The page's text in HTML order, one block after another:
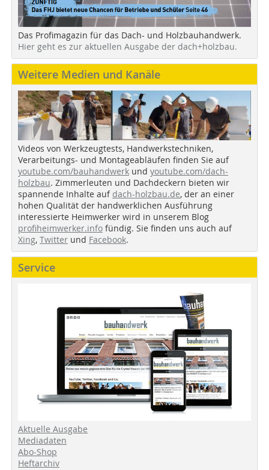
Das Profimagazin für das Dach- und Holzbauhandwerk.
Hier geht es zur aktuellen Ausgabe der dach+holzbau.
Weitere Medien und Kanäle
Videos von Werkzeugtests, Handwerkstechniken,
Verarbeitungs- und Montageabläufen finden Sie auf
youtube.com/bauhandwerk und youtube.com/dach-
holzbau. Zimmerleuten und Dachdeckern bieten wir
spannende Inhalte auf dach-holzbau.de, der an einer
hohen Qualität der handwerklichen Ausführung
interessierte Heimwerker wird in unserem Blog
profiheimwerker.info fündig. Sie finden uns auch auf
Xing, Twitter und Facebook.
Service
Aktuelle Ausgabe
Mediadaten
Abo-Shop
Heftarchiv